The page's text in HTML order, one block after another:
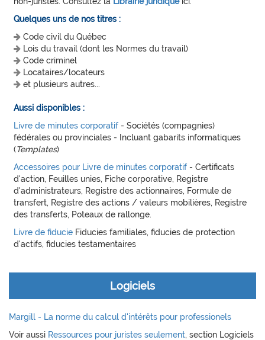
Quelques uns de nos titres :
Code civil du Québec
Lois du travail (dont les Normes du travail)
Code criminel
Locataires/locateurs
et plusieurs autres...
Aussi disponibles :
Livre de minutes corporatif - Sociétés (compagnies)
fédérales ou provinciales - Incluant gabarits informatiques
(Templates)
Accessoires pour Livre de minutes corporatif - Certificats
d'action, Feuilles unies, Fiche corporative, Registre
d'administrateurs, Registre des actionnaires, Formule de
transfert, Registre des actions / valeurs mobilières, Registre
des transferts, Poteaux de rallonge.
Livre de fiducie Fiducies familiales, fiducies de protection
d'actifs, fiducies testamentaires
Logiciels
Margill - La norme du calcul d'intérêts pour professionels
Voir aussi Ressources pour juristes seulement, section Logiciels